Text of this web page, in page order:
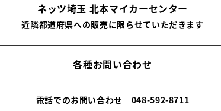
ネッツ埼玉 北本マイカーセンター
近隣都道府県への販売に限らせていただきます
各種お問い合わせ
電話でのお問い合わせ 048-592-8711